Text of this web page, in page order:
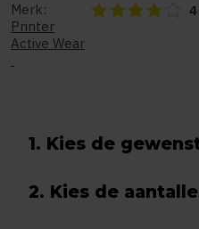
Merk:
Printer
Active Wear
De beoordeling4
1. Kies de
2. Kies de